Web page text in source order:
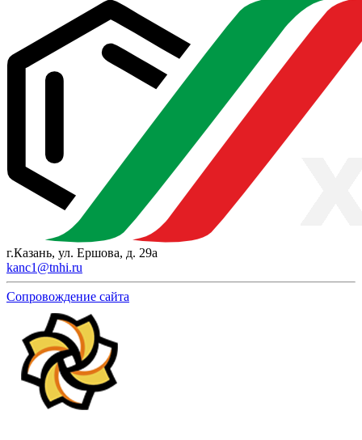
г.Казань, ул. Ершова, д. 29а
kanc1@tnhi.ru
Сопровождение сайта